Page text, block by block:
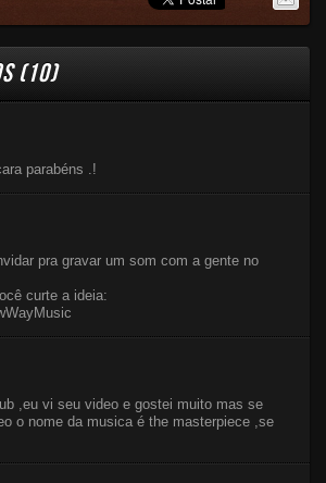
(10)
parabéns .!
pra gravar um som com a gente no
curte a ideia:
,eu vi seu video e gostei muito mas se
o nome da musica é the masterpiece ,se